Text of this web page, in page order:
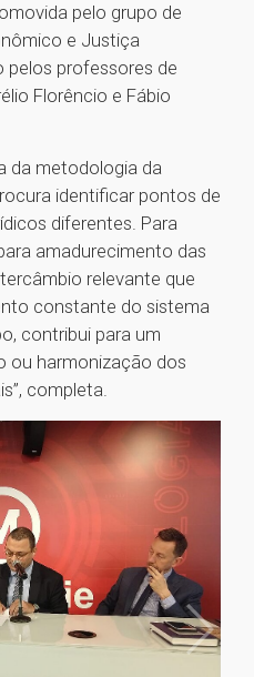
pelo grupo de
e Justiça
pelos professores de
Florêncio e Fábio
da metodologia da
identificar pontos de
diferentes. Para
amadurecimento das
relevante que
constante do sistema
contribui para um
ou harmonização dos
completa.